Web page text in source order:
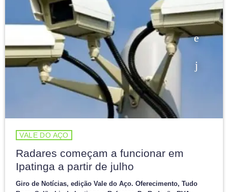
VALE DO AÇO
Radares começam a funcionar em
Ipatinga a partir de julho
Giro de Notícias, edição Vale do Aço. Oferecimento, Tudo